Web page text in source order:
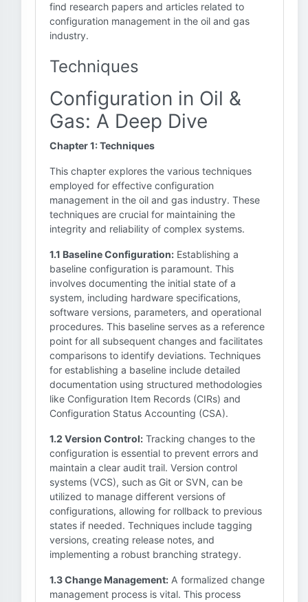
find research papers and articles related to
configuration management in the oil and gas
industry.
Techniques
Configuration in Oil &
Gas: A Deep Dive
Chapter 1: Techniques
This chapter explores the various techniques
employed for effective configuration
management in the oil and gas industry. These
techniques are crucial for maintaining the
integrity and reliability of complex systems.
1.1 Baseline Configuration: Establishing a
baseline configuration is paramount. This
involves documenting the initial state of a
system, including hardware specifications,
software versions, parameters, and operational
procedures. This baseline serves as a reference
point for all subsequent changes and facilitates
comparisons to identify deviations. Techniques
for establishing a baseline include detailed
documentation using structured methodologies
like Configuration Item Records (CIRs) and
Configuration Status Accounting (CSA).
1.2 Version Control: Tracking changes to the
configuration is essential to prevent errors and
maintain a clear audit trail. Version control
systems (VCS), such as Git or SVN, can be
utilized to manage different versions of
configurations, allowing for rollback to previous
states if needed. Techniques include tagging
versions, creating release notes, and
implementing a robust branching strategy.
1.3 Change Management: A formalized change
management process is vital. This process